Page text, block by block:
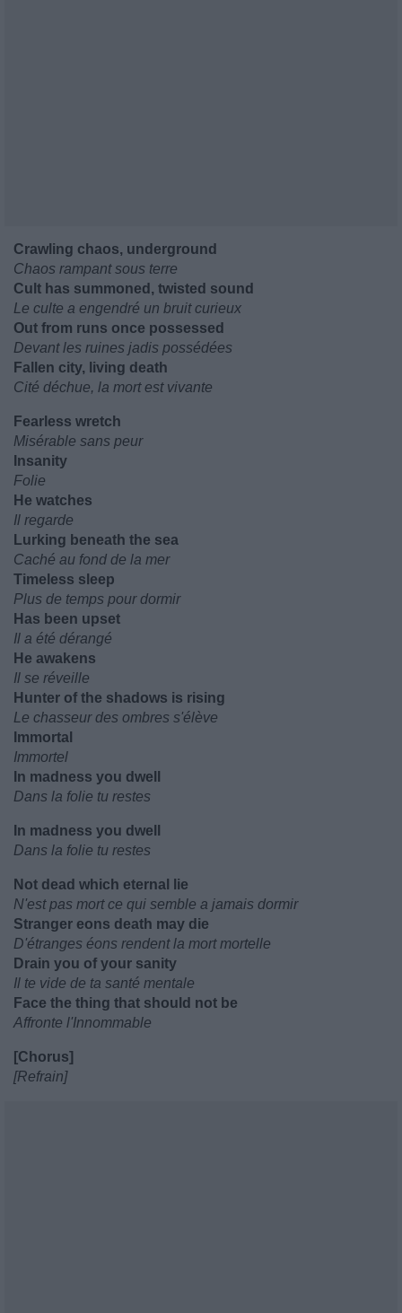
Crawling chaos, underground
Chaos rampant sous terre
Cult has summoned, twisted sound
Le culte a engendré un bruit curieux
Out from runs once possessed
Devant les ruines jadis possédées
Fallen city, living death
Cité déchue, la mort est vivante
Fearless wretch
Misérable sans peur
Insanity
Folie
He watches
Il regarde
Lurking beneath the sea
Caché au fond de la mer
Timeless sleep
Plus de temps pour dormir
Has been upset
Il a été dérangé
He awakens
Il se réveille
Hunter of the shadows is rising
Le chasseur des ombres s'élève
Immortal
Immortel
In madness you dwell
Dans la folie tu restes
In madness you dwell
Dans la folie tu restes
Not dead which eternal lie
N'est pas mort ce qui semble a jamais dormir
Stranger eons death may die
D'étranges éons rendent la mort mortelle
Drain you of your sanity
Il te vide de ta santé mentale
Face the thing that should not be
Affronte l'Innommable
[Chorus]
[Refrain]